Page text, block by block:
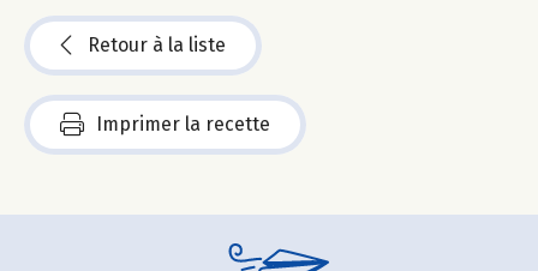
Retour à la liste
Imprimer la recette